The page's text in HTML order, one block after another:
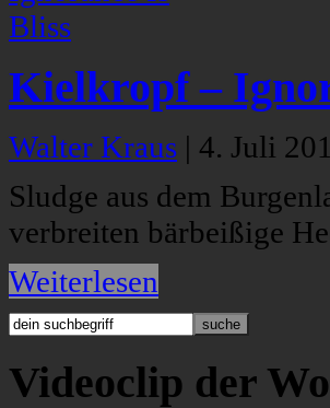
Kielkropf –
Walter Kraus | 4. Juli
Sludge aus dem
verbreiten bärbeißige
Weiterlesen
Videoclip der